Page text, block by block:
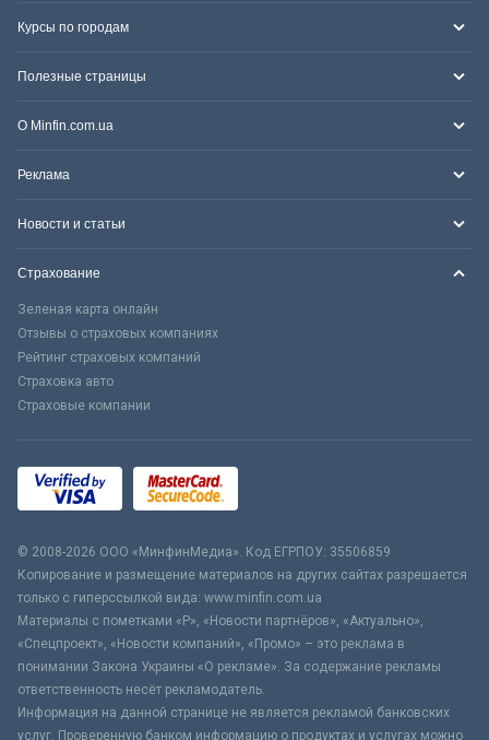
Курсы по городам
Полезные страницы
О Minfin.com.ua
Реклама
Новости и статьи
Страхование
Зеленая карта онлайн
Отзывы о страховых компаниях
Рейтинг страховых компаний
Страховка авто
Страховые компании
© 2008-2026 ООО «МинфинМедиа». Код ЕГРПОУ: 35506859
Копирование и размещение материалов на других сайтах разрешается
только с гиперссылкой вида: www.minfin.com.ua
Материалы с пометками «Р», «Новости партнёров», «Актуально»,
«Спецпроект», «Новости компаний», «Промо» – это реклама в
понимании Закона Украины «О рекламе». За содержание рекламы
ответственность несёт рекламодатель.
Информация на данной странице не является рекламой банковских
услуг. Проверенную банком информацию о продуктах и услугах можно